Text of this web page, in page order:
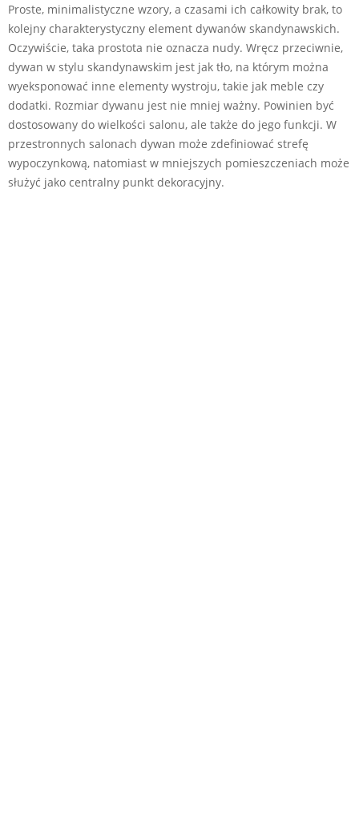
Proste, minimalistyczne wzory, a czasami ich całkowity brak, to
kolejny charakterystyczny element dywanów skandynawskich.
Oczywiście, taka prostota nie oznacza nudy. Wręcz przeciwnie,
dywan w stylu skandynawskim jest jak tło, na którym można
wyeksponować inne elementy wystroju, takie jak meble czy
dodatki. Rozmiar dywanu jest nie mniej ważny. Powinien być
dostosowany do wielkości salonu, ale także do jego funkcji. W
przestronnych salonach dywan może zdefiniować strefę
wypoczynkową, natomiast w mniejszych pomieszczeniach może
służyć jako centralny punkt dekoracyjny.